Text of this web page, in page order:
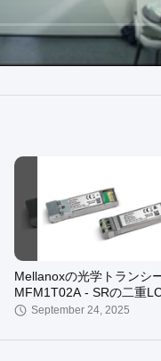
Mellanoxの光学トランシ
MFM1T02A - SRの二重LC
光学トランシーバー モジ
September 24, 2025